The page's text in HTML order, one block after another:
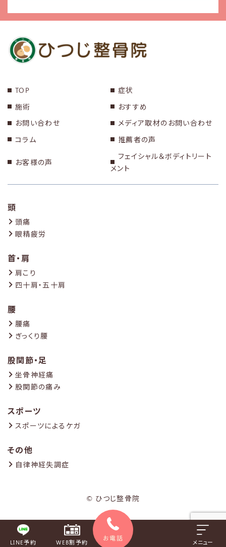
LINE予約 WEB割予約
お電話
メニュー
TOP
症状
施術
おすすめ
お問い合わせ
メディア取材のお問い合わせ
コラム
推薦者の声
お客様の声
フェイシャル＆ボディトリート
メント
頭
頭痛
眼精疲労
首・肩
肩こり
四十肩・五十肩
腰
腰痛
ぎっくり腰
股関節・足
坐骨神経痛
股関節の痛み
スポーツ
スポーツによるケガ
その他
自律神経失調症
© ひつじ整骨院